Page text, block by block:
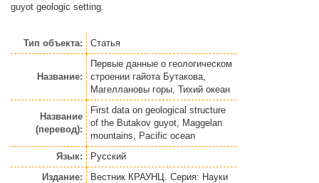
guyot geologic setting.
Тип объекта: Статья
Название:
Первые данные о геологическом
строении гайота Бутакова,
Магеллановы горы, Тихий океан
Название
(перевод):
First data on geological structure
of the Butakov guyot, Maggelan
mountains, Pacific ocean
Язык:
Русский
Издание:
Вестник КРАУНЦ. Серия: Науки